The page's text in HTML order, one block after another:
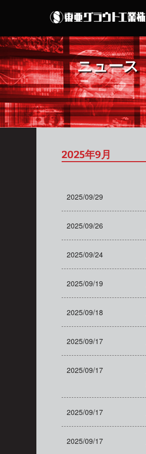
ニュース
2025年9月
2025/09/29
2025/09/26
2025/09/24
2025/09/19
2025/09/18
2025/09/17
2025/09/17
2025/09/17
2025/09/17